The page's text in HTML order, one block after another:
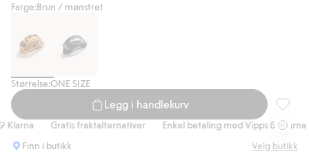
Farge:Brun / mønstret
Størrelse:ONE SIZE
Legg i handlekurv
Gratis fraktalternativer
Enkel betaling med Vipps & Klarna
Finn i butikk
Velg butikk